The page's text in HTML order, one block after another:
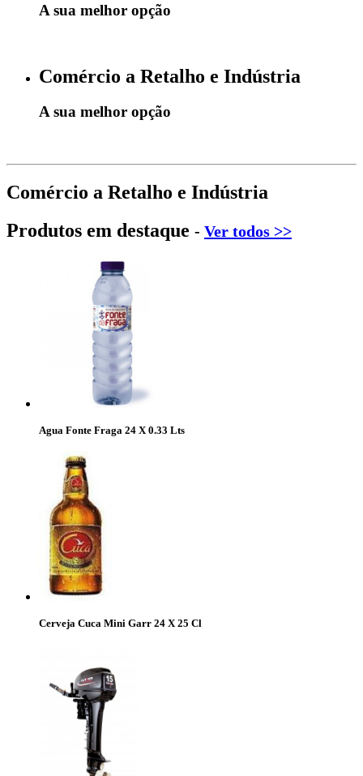
A sua melhor opção
Comércio a Retalho e Indústria
A sua melhor opção
Comércio a Retalho e Indústria
Produtos em destaque - Ver todos >>
Agua Fonte Fraga 24 X 0.33 Lts
Cerveja Cuca Mini Garr 24 X 25 Cl